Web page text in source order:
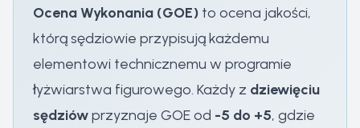
Ocena Wykonania (GOE) to ocena jakości,
którą sędziowie przypisują każdemu
elementowi technicznemu w programie
łyżwiarstwa figurowego. Każdy z dziewięciu
sędziówprzyznaje GOE od -5 do +5, gdzie